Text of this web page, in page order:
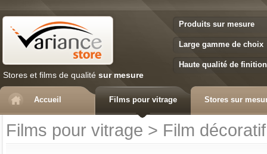
Stores et films de qualité sur mesure
Produits sur mesure
Large gamme de choix
Haute qualité de finition
Accueil Films pour vitrage Stores sur
Films pour vitrage > Film décoratif